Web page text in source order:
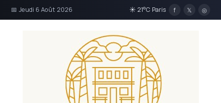
📅 Jeudi 6 Août 2026 ☀ 21°C Paris f 𝕏 ◎